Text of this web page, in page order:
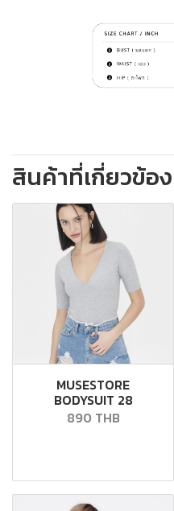
สินค้าที่เกี่ยวข้อง
MUSESTORE
BODYSUIT 28
890 THB